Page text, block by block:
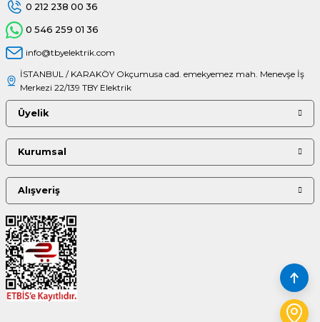
0 212 238 00 36
0 546 259 01 36
info@tbyelektrik.com
İSTANBUL / KARAKÖY Okçumusa cad. emekyemez mah. Menevşe İş
Merkezi 22/139 TBY Elektrik
Üyelik
Kurumsal
Alışveriş